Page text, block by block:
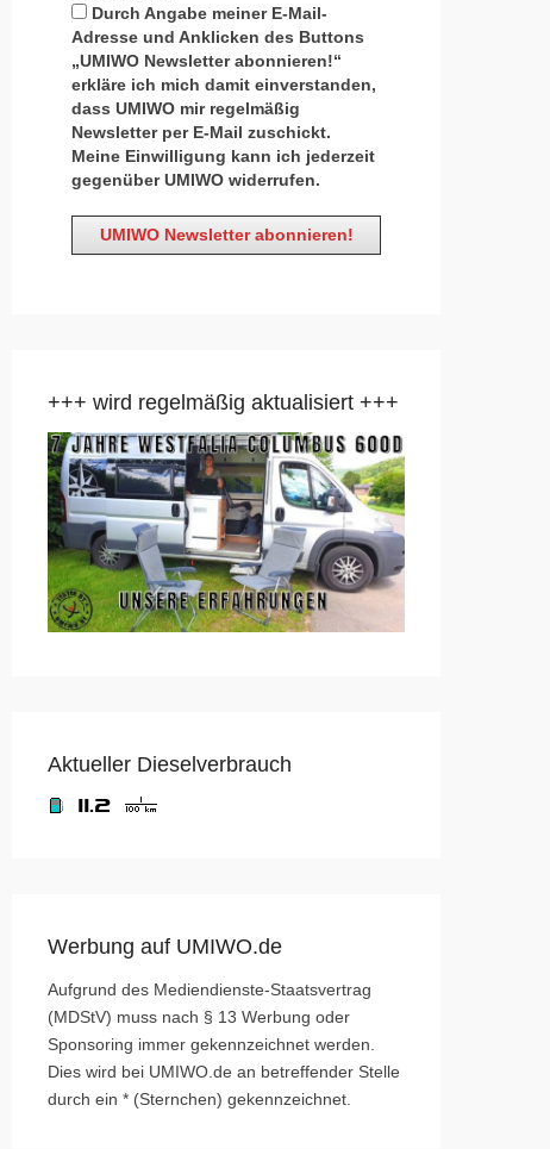
Durch Angabe meiner E-Mail-
Adresse und Anklicken des Buttons
„UMIWO Newsletter abonnieren!“
erkläre ich mich damit einverstanden,
dass UMIWO mir regelmäßig
Newsletter per E-Mail zuschickt.
Meine Einwilligung kann ich jederzeit
gegenüber UMIWO widerrufen.
+++ wird regelmäßig aktualisiert +++
Aktueller Dieselverbrauch
Werbung auf UMIWO.de
Aufgrund des Mediendienste-Staatsvertrag
(MDStV) muss nach § 13 Werbung oder
Sponsoring immer gekennzeichnet werden.
Dies wird bei UMIWO.de an betreffender Stelle
durch ein * (Sternchen) gekennzeichnet.